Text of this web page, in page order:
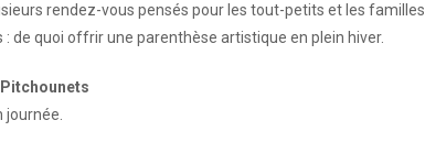
rendez-vous pensés pour les tout-petits et les familles.
quoi offrir une parenthèse artistique en plein hiver.